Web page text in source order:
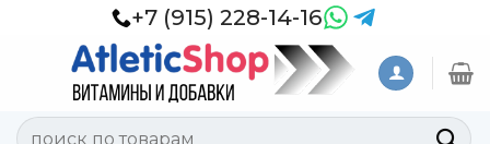
+7 (915) 228-14-16
Искать: